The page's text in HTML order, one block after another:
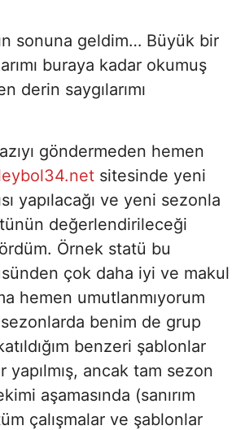
sonuna geldim… Büyük bir
buraya kadar okumuş
derin saygılarımı
göndermeden hemen
sitesinde yeni
yapılacağı ve yeni sezonla
değerlendirileceği
Örnek statü bu
çok daha iyi ve makul
hemen umutlanmıyorum
benim de grup
benzeri şablonlar
yapılmış, ancak tam sezon
aşamasında (sanırım
çalışmalar ve şablonlar